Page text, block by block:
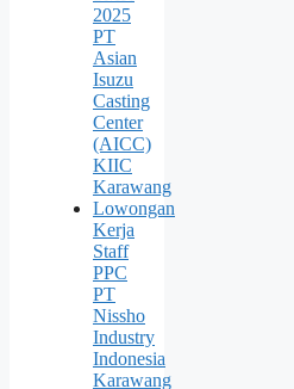
2025
PT
Asian
Isuzu
Casting
Center
(AICC)
KIIC
Karawang
Lowongan
Kerja
Staff
PPC
PT
Nissho
Industry
Indonesia
Karawang